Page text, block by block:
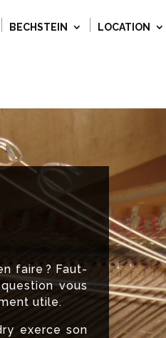
BECHSTEIN LOCATION
faire ? Faut-
vous
utile.
exerce son